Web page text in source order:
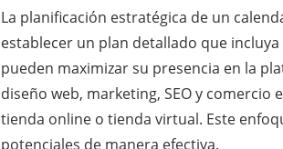
La planificación estratégica de un
establecer un plan detallado que
pueden maximizar su presencia en la
diseño web, marketing, SEO y
tienda online o tienda virtual. Este
potenciales de manera efectiva.